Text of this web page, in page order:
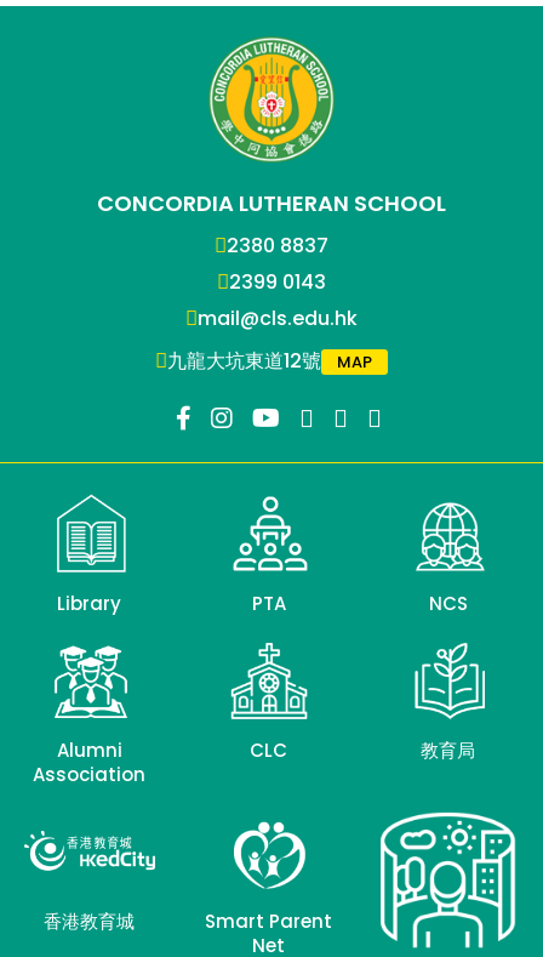
CONCORDIA LUTHERAN SCHOOL
2380 8837
2399 0143
mail@cls.edu.hk
九龍大坑東道12號
MAP
Library PTA NCS
Alumni
Association
CLC 教育局
香港教育城
Smart Parent
Net